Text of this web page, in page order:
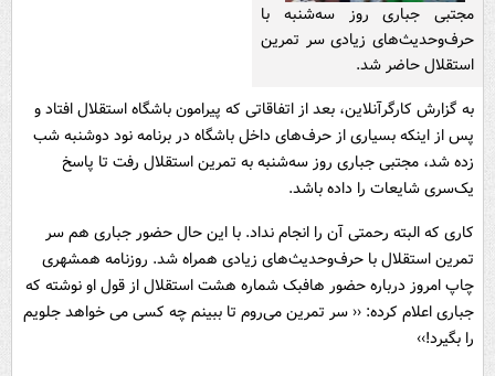
مجتبی جباری روز سه‌شنبه با
حرف‌وحدیث‌های زیادی سر تمرین
استقلال حاضر شد.
به گزارش کارگرآنلاین، بعد از اتفاقاتی که پیرامون باشگاه استقلال افتاد و
پس از اینکه بسیاری از حرف‌های داخل باشگاه در برنامه نود دوشنبه شب
زده شد، مجتبی جباری روز سه‌شنبه به تمرین استقلال رفت تا پاسخ
یک‌سری شایعات را داده باشد.
کاری که البته رحمتی آن را انجام نداد. با این حال حضور جباری هم سر
تمرین استقلال با حرف‌وحدیث‌های زیادی همراه شد. روزنامه همشهری
چاپ امروز درباره حضور هافبک شماره هشت استقلال از قول او نوشته که
جباری اعلام کرده: ‹‹ سر تمرین می‌روم تا ببینم چه کسی می خواهد جلویم
را بگیرد!››